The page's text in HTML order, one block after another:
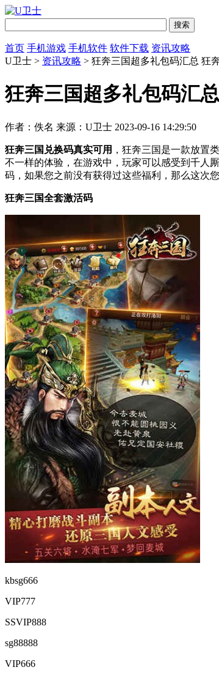
首页 手机游戏 手机软件 软件下载 资讯攻略
U卫士 > 资讯攻略 > 狂奔三国超多礼包码汇总 狂
狂奔三国超多礼包码汇
作者：佚名 来源：U卫士 2023-09-16 14:29:50
狂奔三国兑换码真实可用 ，狂奔三国是一款放置
不一样的体验，在游戏中，玩家可以感受到千人
码，如果您之前没有获得过这些福利，那么这次
狂奔三国全套激活码
kbsg666
VIP777
SSVIP888
sg88888
VIP666